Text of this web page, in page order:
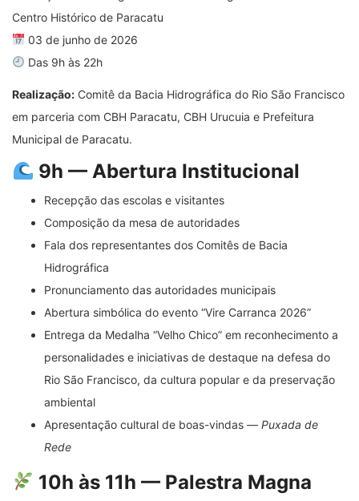
Centro Histórico de Paracatu
03 de junho de 2026
Das 9h às 22h
Realização: Comitê da Bacia Hidrográfica do Rio São Francisco
em parceria com CBH Paracatu, CBH Urucuia e Prefeitura
Municipal de Paracatu.
9h — Abertura Institucional
Recepção das escolas e visitantes
Composição da mesa de autoridades
Fala dos representantes dos Comitês de Bacia
Hidrográfica
Pronunciamento das autoridades municipais
Abertura simbólica do evento “Vire Carranca 2026”
Entrega da Medalha “Velho Chico” em reconhecimento a
personalidades e iniciativas de destaque na defesa do
Rio São Francisco, da cultura popular e da preservação
ambiental
Apresentação cultural de boas-vindas — Puxada de
Rede
10h às 11h — Palestra Magna